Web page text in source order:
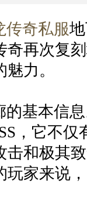
传奇私服
奇再次复
力。
基本信
，它不仅
击和极其
玩家来说